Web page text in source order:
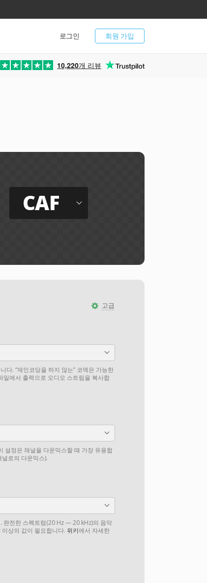
회원 가입
로그인
10,220개 리뷰
CAF
고급
다. “재인코딩을 하지 않는” 코덱은 가능한
일에서 출력으로 오디오 스트림을 복사합
설정은 채널을 다운믹스할 때 가장 유용합
로의 다운믹스).
완전한 스펙트럼(20 Hz — 20 kHz)의 음악
상의 값이 필요합니다. 위키에서 자세한